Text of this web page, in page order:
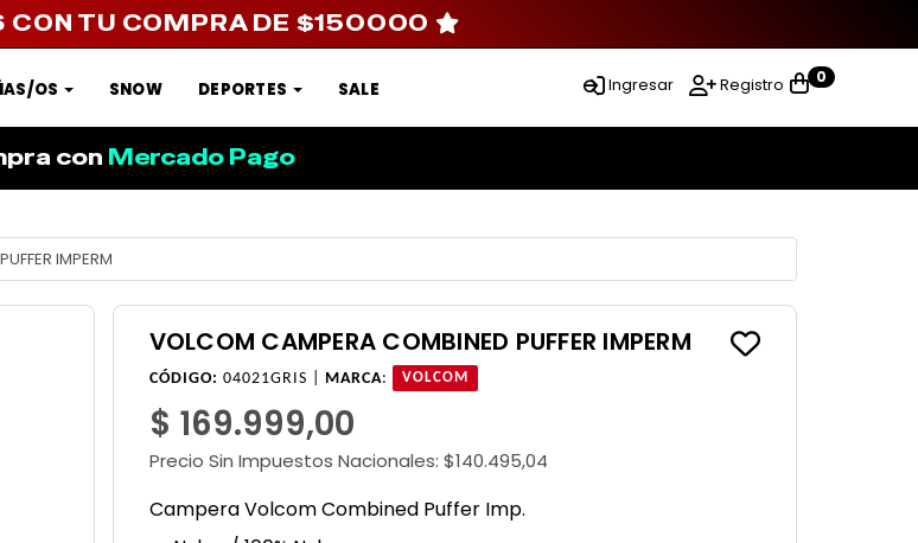
Ingresar Registro 0
OS SNOW DEPORTES SALE
CON TU COMPRA DE $150000
con Mercado Pago
IMPERM
VOLCOM CAMPERA COMBINED PUFFER IMPERM
CÓDIGO: 04021GRIS | MARCA: VOLCOM
$ 169.999,00
Precio Sin Impuestos Nacionales: $140.495,04
Campera Volcom Combined Puffer Imp.